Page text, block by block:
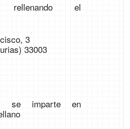
rellenando el
3
33003
se imparte en